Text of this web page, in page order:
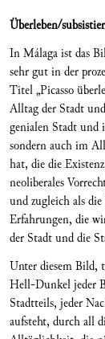
Überleben/
In Málaga ist das
sehr gut in der
Titel „Picasso
Alltag der Stadt
genialen Stadt und
sondern auch im
hat, die die
neoliberales
und zugleich als
Erfahrungen, die
der Stadt und die
Unter diesem Bild,
Hell-Dunkel jeder
Stadtteils, jeder
aufsteht, durch all